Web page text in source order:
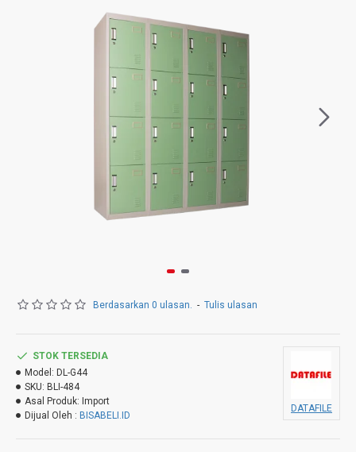
Berdasarkan 0 ulasan. - Tulis ulasan
STOK TERSEDIA
Model: DL-G44
SKU: BLI-484
Asal Produk: Import
Dijual Oleh : BISABELI.ID
DATAFILE